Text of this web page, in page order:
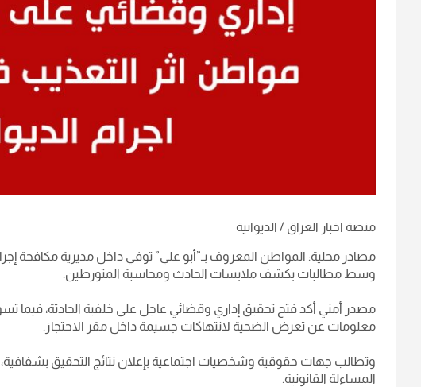
منصة اخبار العراق / الديوانية
مصادر محلية: المواطن المعروف بـ”أبو علي” توفي داخل مديرية مكافحة
وسط مطالبات بكشف ملابسات الحادث ومحاسبة المتورطين.
مصدر أمني أكد فتح تحقيق إداري وقضائي عاجل على خلفية الحادثة، فيما
معلومات عن تعرض الضحية لانتهاكات جسيمة داخل مقر الاحتجاز.
وتطالب جهات حقوقية وشخصيات اجتماعية بإعلان نتائج التحقيق
المساءلة القانونية.